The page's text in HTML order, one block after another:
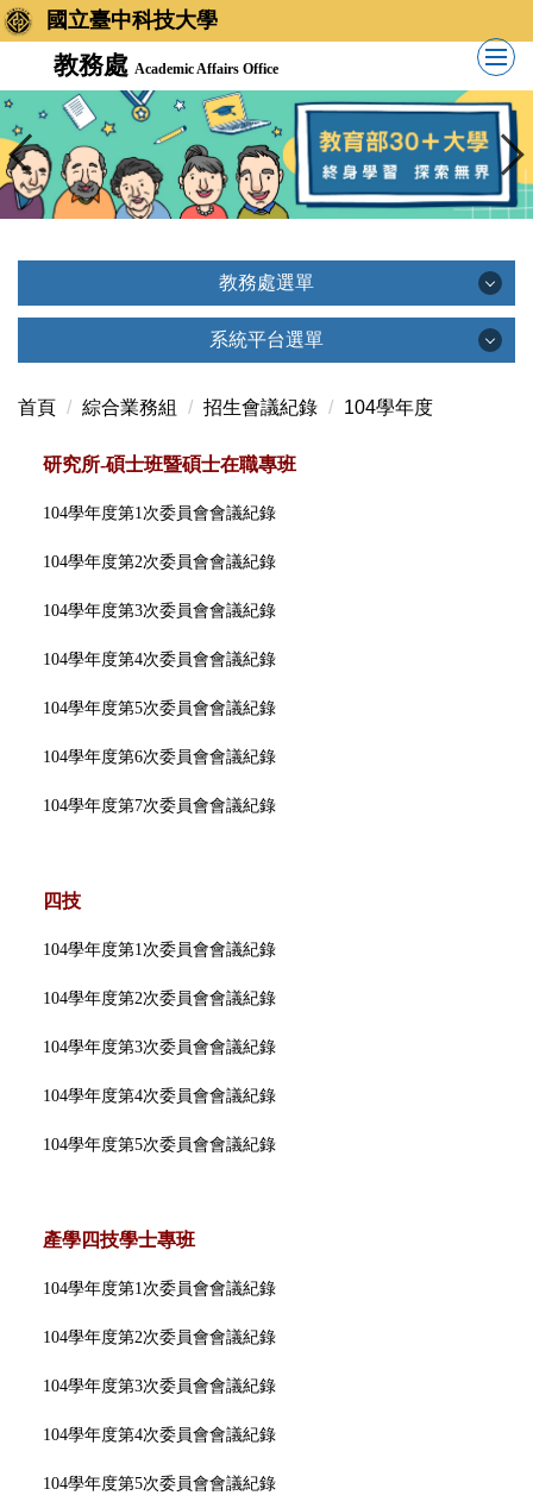
國立臺中科技大學
教務處 Academic Affairs Office
教務處選單
單位簡介
業務職掌
教務法規
課程標準
各項統計
系統平台選單
系統平台選單
創新教學平台(TronClass)
首頁 綜合業務組 招生會議紀錄 104學年度
研究所-碩士班暨碩士在職專班
104學年度第1次委員會會議紀錄
104學年度第2次委員會會議紀錄
104學年度第3次委員會會議紀錄
104學年度第4次委員會會議紀錄
104學年度第5次委員會會議紀錄
104學年度第6次委員會會議紀錄
104學年度第7次委員會會議紀錄
四技
104學年度第1次委員會會議紀錄
104學年度第2次委員會會議紀錄
104學年度第3次委員會會議紀錄
104學年度第4次委員會會議紀錄
104學年度第5次委員會會議紀錄
產學四技學士專班
104學年度第1次委員會會議紀錄
104學年度第2次委員會會議紀錄
104學年度第3次委員會會議紀錄
104學年度第4次委員會會議紀錄
104學年度第5次委員會會議紀錄